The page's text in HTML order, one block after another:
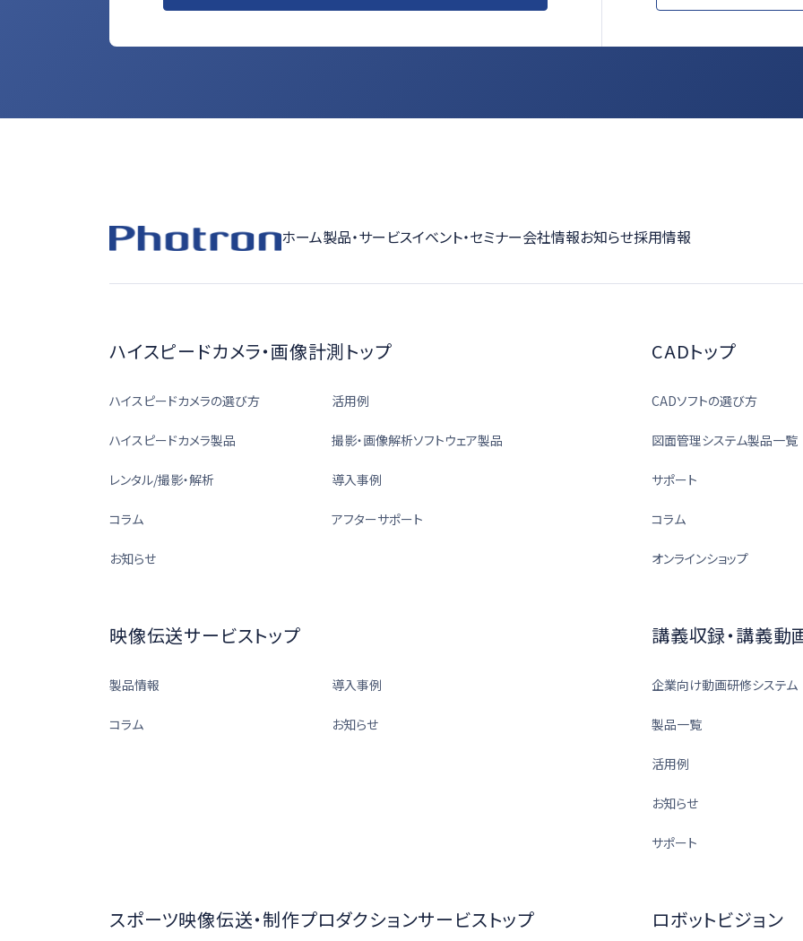
ホーム製品・サービスイベント・セミナー会社情報お知らせ採用情報
ハイスピードカメラ・画像計測トップ
ハイスピードカメラの選び方 活用例
ハイスピードカメラ製品 撮影・画像解析ソフトウェア製品
レンタル/撮影・解析 導入事例
コラム アフターサポート
お知らせ
CADトップ
CADソフトの選び方
図面管理システム製品一覧
サポート
コラム
オンラインショップ
映像伝送サービストップ
製品情報 導入事例
コラム お知らせ
講義収録・講義動
企業向け動画研修システム
製品一覧
活用例
お知らせ
サポート
スポーツ映像伝送・制作プロダクションサービストップ ロボットビジョン